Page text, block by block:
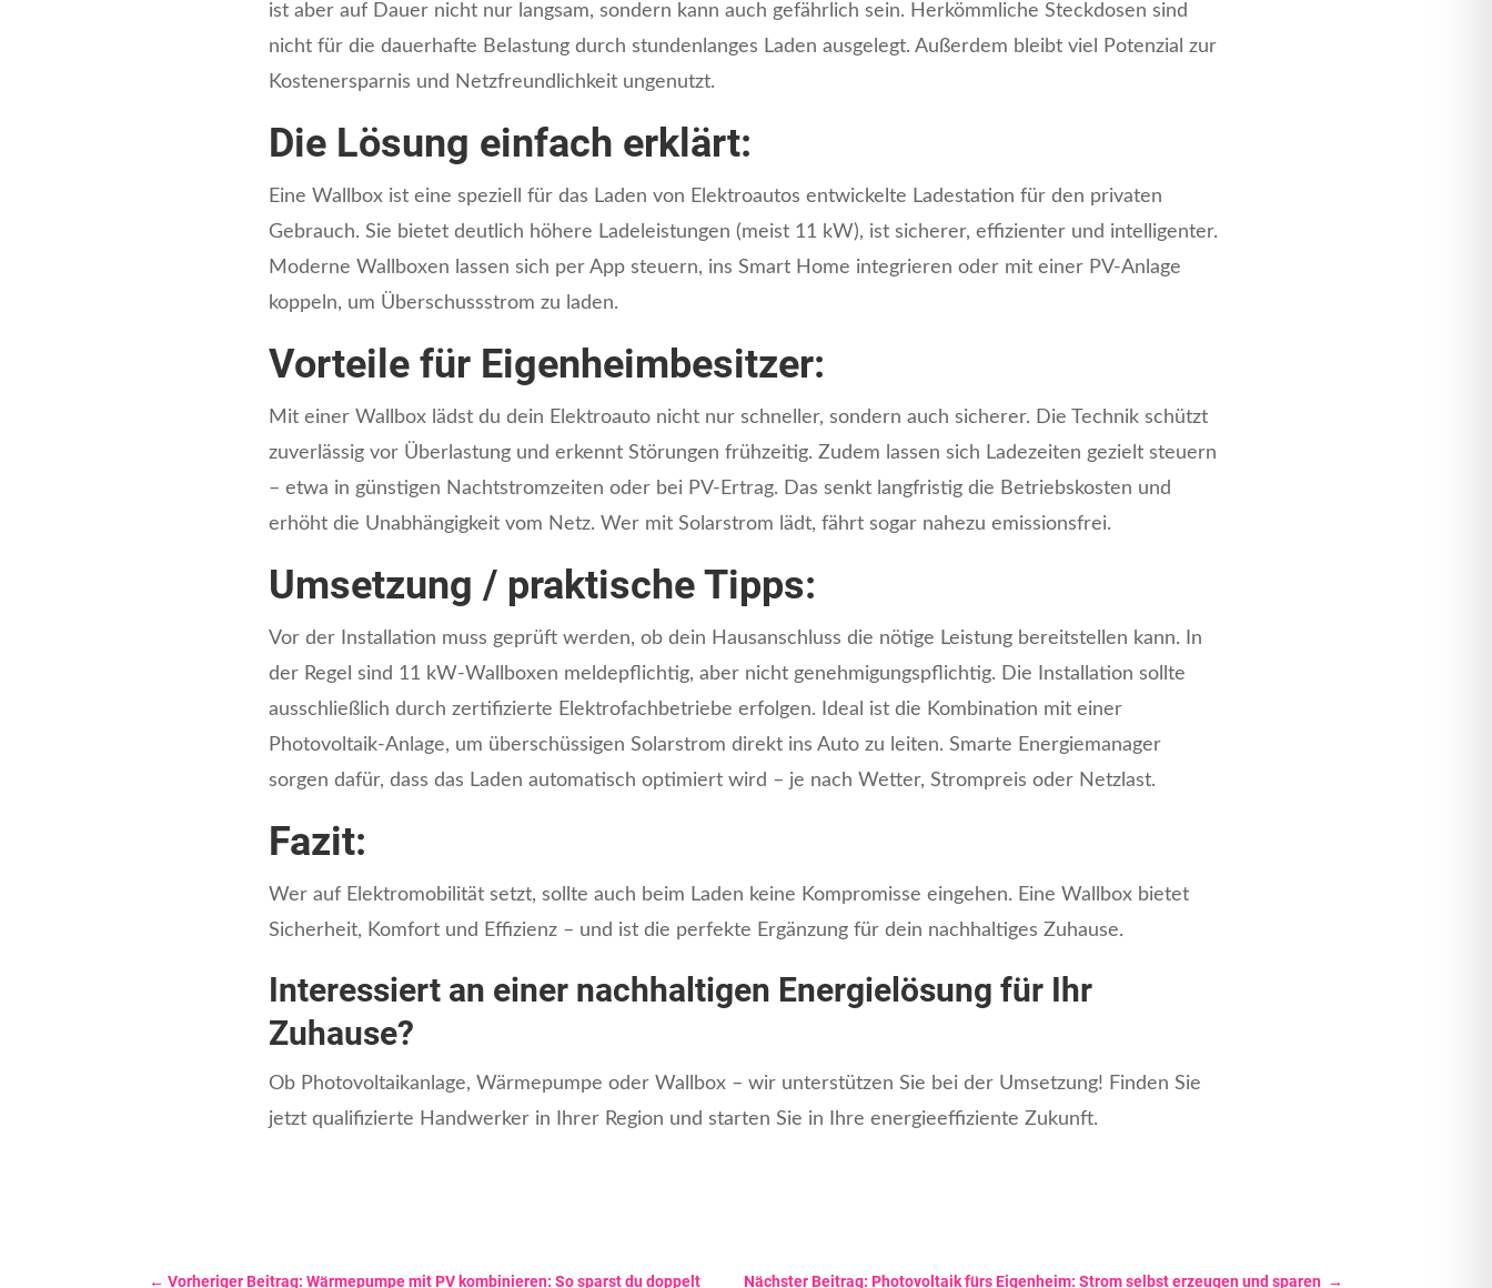
ist aber auf Dauer nicht nur langsam, sondern kann auch gefährlich sein. Herkömmliche Steckdosen sind
nicht für die dauerhafte Belastung durch stundenlanges Laden ausgelegt. Außerdem bleibt viel Potenzial zur
Kostenersparnis und Netzfreundlichkeit ungenutzt.
Die Lösung einfach erklärt:
Eine Wallbox ist eine speziell für das Laden von Elektroautos entwickelte Ladestation für den privaten
Gebrauch. Sie bietet deutlich höhere Ladeleistungen (meist 11 kW), ist sicherer, effizienter und intelligenter.
Moderne Wallboxen lassen sich per App steuern, ins Smart Home integrieren oder mit einer PV-Anlage
koppeln, um Überschussstrom zu laden.
Vorteile für Eigenheimbesitzer:
Mit einer Wallbox lädst du dein Elektroauto nicht nur schneller, sondern auch sicherer. Die Technik schützt
zuverlässig vor Überlastung und erkennt Störungen frühzeitig. Zudem lassen sich Ladezeiten gezielt steuern
– etwa in günstigen Nachtstromzeiten oder bei PV-Ertrag. Das senkt langfristig die Betriebskosten und
erhöht die Unabhängigkeit vom Netz. Wer mit Solarstrom lädt, fährt sogar nahezu emissionsfrei.
Umsetzung / praktische Tipps:
Vor der Installation muss geprüft werden, ob dein Hausanschluss die nötige Leistung bereitstellen kann. In
der Regel sind 11 kW-Wallboxen meldepflichtig, aber nicht genehmigungspflichtig. Die Installation sollte
ausschließlich durch zertifizierte Elektrofachbetriebe erfolgen. Ideal ist die Kombination mit einer
Photovoltaik-Anlage, um überschüssigen Solarstrom direkt ins Auto zu leiten. Smarte Energiemanager
sorgen dafür, dass das Laden automatisch optimiert wird – je nach Wetter, Strompreis oder Netzlast.
Fazit:
Wer auf Elektromobilität setzt, sollte auch beim Laden keine Kompromisse eingehen. Eine Wallbox bietet
Sicherheit, Komfort und Effizienz – und ist die perfekte Ergänzung für dein nachhaltiges Zuhause.
Interessiert an einer nachhaltigen Energielösung für Ihr
Zuhause?
Ob Photovoltaikanlage, Wärmepumpe oder Wallbox – wir unterstützen Sie bei der Umsetzung! Finden Sie
jetzt qualifizierte Handwerker in Ihrer Region und starten Sie in Ihre energieeffiziente Zukunft.
←Vorheriger Beitrag: Wärmepumpe mit PV kombinieren: So sparst du doppelt Nächster Beitrag: Photovoltaik fürs Eigenheim: Strom selbst erzeugen und sparen →